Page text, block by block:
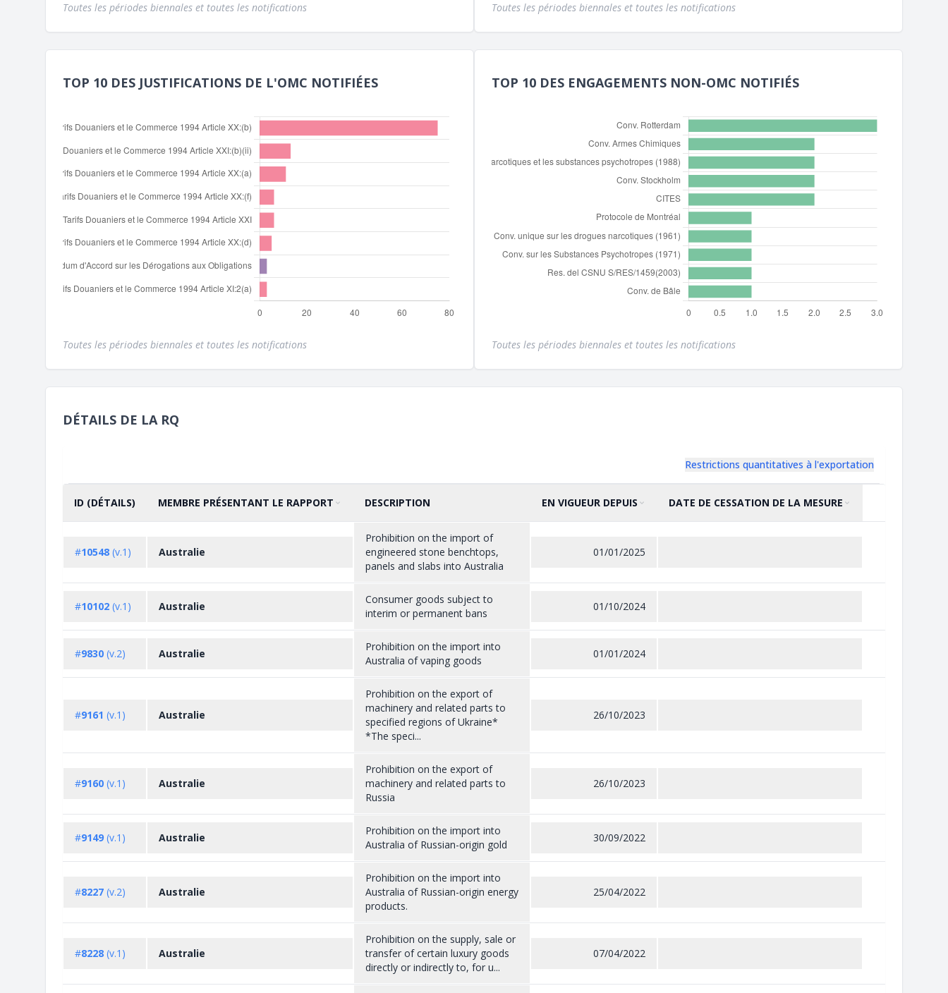
Toutes les périodes biennales et toutes les notifications Toutes les périodes biennales et toutes les notifications
TOP 10 DES JUSTIFICATIONS DE L'OMC NOTIFIÉES
Toutes les périodes biennales et toutes les notifications
TOP 10 DES ENGAGEMENTS NON-OMC NOTIFIÉS
Toutes les périodes biennales et toutes les notifications
DÉTAILS DE LA RQ
Restrictions quantitatives à l'exportation
ID (DÉTAILS) TRIER PAR
MEMBRE PRÉSENTANT LE RAPPORT
CROISSANT DESCRIPTION TRIER PAR
EN VIGUEUR DEPUIS CROISSANT
DATE DE CESSATION DE LA MESURE
#10548 (v.1) Australie
Prohibition on the import of
engineered stone benchtops,
panels and slabs into Australia
01/01/2025
#10102 (v.1) Australie
Consumer goods subject to
interim or permanent bans
01/10/2024
#9830 (v.2) Australie
Prohibition on the import into
Australia of vaping goods
01/01/2024
#9161 (v.1) Australie
Prohibition on the export of
machinery and related parts to
specified regions of Ukraine*
*The speci...
26/10/2023
#9160 (v.1) Australie
Prohibition on the export of
machinery and related parts to
Russia
26/10/2023
#9149 (v.1) Australie
Prohibition on the import into
Australia of Russian-origin gold
30/09/2022
#8227 (v.2) Australie
Prohibition on the import into
Australia of Russian-origin energy
products.
25/04/2022
#8228 (v.1) Australie
Prohibition on the supply, sale or
transfer of certain luxury goods
directly or indirectly to, for u...
07/04/2022